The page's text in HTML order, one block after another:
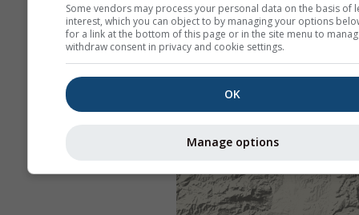
Some vendors may process your personal data on the basis of
interest, which you can object to by managing your options
for a link at the bottom of this page or in the site menu to
withdraw consent in privacy and cookie settings.
OK
Manage options